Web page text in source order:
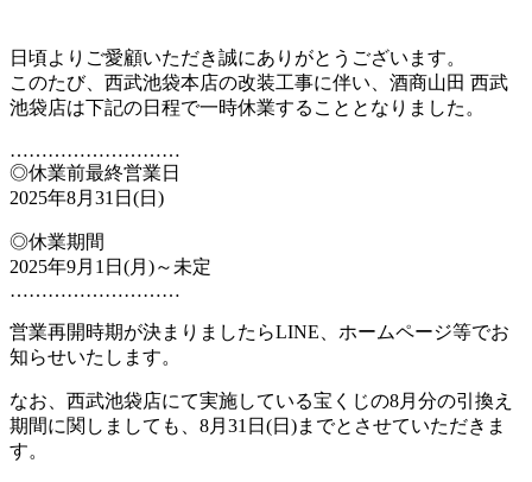
日頃よりご愛顧いただき誠にありがとうございます。
このたび、西武池袋本店の改装工事に伴い、酒商山田 西武
池袋店は下記の日程で一時休業することとなりました。
………………………
◎休業前最終営業日
2025年8月31日(日)
◎休業期間
2025年9月1日(月)～未定
………………………
営業再開時期が決まりましたらLINE、 ホームページ等でお
知らせいたします。
なお、 西武池袋店にて実施している宝くじの8月分の引換え
期間に関しま しても、8月31日(日)までとさせていただきま
す。